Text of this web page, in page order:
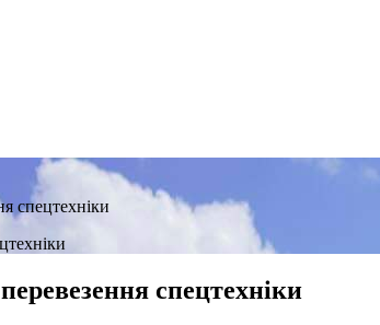
спецтехніки
спецтехніки